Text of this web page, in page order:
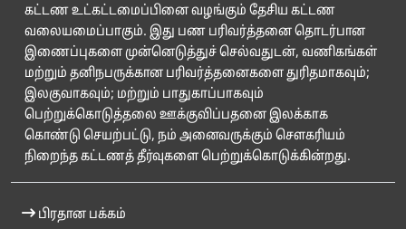
கட்டண உட்கட்டமைப்பினை வழங்கும் தேசிய கட்டண
வலையமைப்பாகும். இது பண பரிவர்த்தனை தொடர்பான
இணைப்புகளை முன்னெடுத்துச் செல்வதுடன், வணிகங்கள்
மற்றும் தனிநபருக்கான பரிவர்த்தனைகளை துரிதமாகவும்;
இலகுவாகவும்; மற்றும் பாதுகாப்பாகவும்
பெற்றுக்கொடுத்தலை ஊக்குவிப்பதனை இலக்காக
கொண்டு செயற்பட்டு, நம் அனைவருக்கும் சௌகரியம்
நிறைந்த கட்டணத் தீர்வுகளை பெற்றுக்கொடுக்கின்றது.
பிரதான பக்கம்